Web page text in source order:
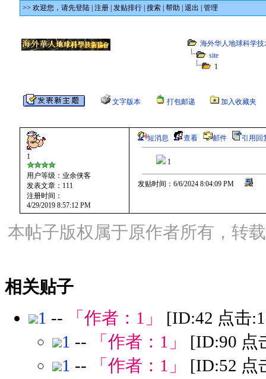
>> 欢迎您， 请先登陆| 注册| 发贴排行| 搜索| 帮助 退出 管理
海外华人地球科学技
site
1
文字版本 打包邮递 加入收藏夹
1
用户等级：业余侠客
发表文章：111
注册时间：
4/29/2019 8:57:12 PM
短消息 查看 邮件 引用回
1
发贴时间：6/6/2024 8:04:09 PM
本帖子版权属于原作者所有，转
相关贴子
1 -- 「作者： 1 」
[ID:42 点击
1 -- 「作者： 1 」
[ID:90 点
1 -- 「作者： 1 」
[ID:52 点